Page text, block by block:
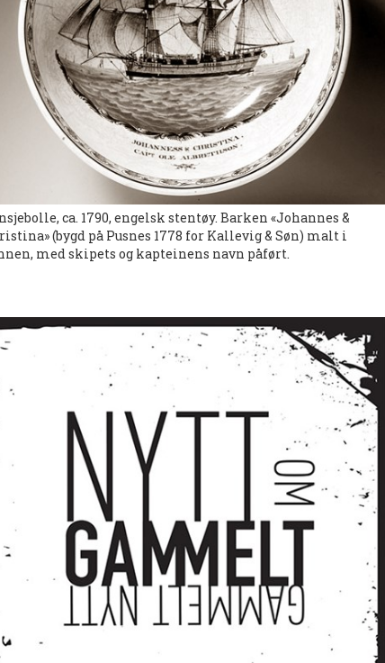
ca. 1790, engelsk stentøy. Barken «Johannes &
(bygd på Pusnes 1778 for Kallevig & Søn) malt i
med skipets og kapteinens navn påført.